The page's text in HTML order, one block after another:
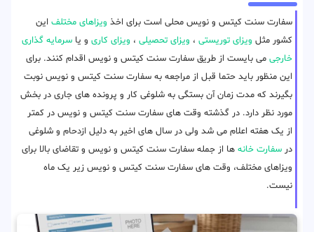
سفارت سنت کیتس و نویس محلی است برای اخذ ویزاهای مختلف این
کشور مثل ویزای توریستی ، ویزای تحصیلی ، ویزای کاری و یا سرمایه گذاری
خارجی می بایست از طریق سفارت سنت کیتس و نویس اقدام کنند. برای
این منظور باید حتما قبل از مراجعه به سفارت سنت کیتس و نویس نوبت
بگیرند که مدت زمان آن بستگی به شلوغی کار و پرونده های جاری در بخش
مورد نظر دارد. در گذشته وقت های سفارت سنت کیتس و نویس در کمتر
از یک هفته اعلام می شد ولی در سال های اخیر به دلیل ازدحام و شلوغی
در سفارت خانه ها از جمله سفارت سنت کیتس و نویس و تقاضای بالا برای
ویزاهای مختلف، وقت های سفارت سنت کیتس و نویس زیر یک ماه
نیست.